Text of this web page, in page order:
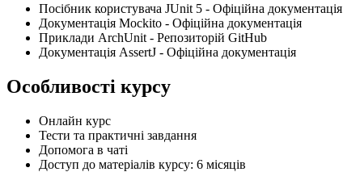
Посібник користувача JUnit 5 - Офіційна документація
Документація Mockito - Офіційна документація
Приклади ArchUnit - Репозиторій GitHub
Документація AssertJ - Офіційна документація
Особливості курсу
Онлайн курс
Тести та практичні завдання
Допомога в чаті
Доступ до матеріалів курсу: 6 місяців